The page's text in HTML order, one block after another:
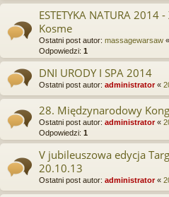
ESTETYKA NATURA 2014
Kosme
Ostatni post autor: massagewarsaw «
Odpowiedzi: 1
DNI URODY I SPA 2014
Ostatni post autor: administrator«
28. Międzynarodowy
Ostatni post autor: administrator«
Odpowiedzi: 1
V jubileuszowa edycja
20.10.13
Ostatni post autor: administrator«